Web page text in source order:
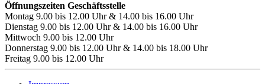
Öffnungszeiten Geschäftsstelle
Montag 9.00 bis 12.00 Uhr & 14.00 bis 16.00 Uhr
Dienstag 9.00 bis 12.00 Uhr & 14.00 bis 16.00 Uhr
Mittwoch 9.00 bis 12.00 Uhr
Donnerstag 9.00 bis 12.00 Uhr & 14.00 bis 18.00 Uhr
Freitag 9.00 bis 12.00 Uhr